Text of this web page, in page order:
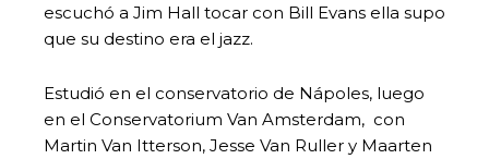
escuchó a Jim Hall tocar con Bill Evans ella supo
que su destino era el jazz.
Estudió en el conservatorio de Nápoles, luego
en el Conservatorium Van Amsterdam, con
Martin Van Itterson, Jesse Van Ruller y Maarten